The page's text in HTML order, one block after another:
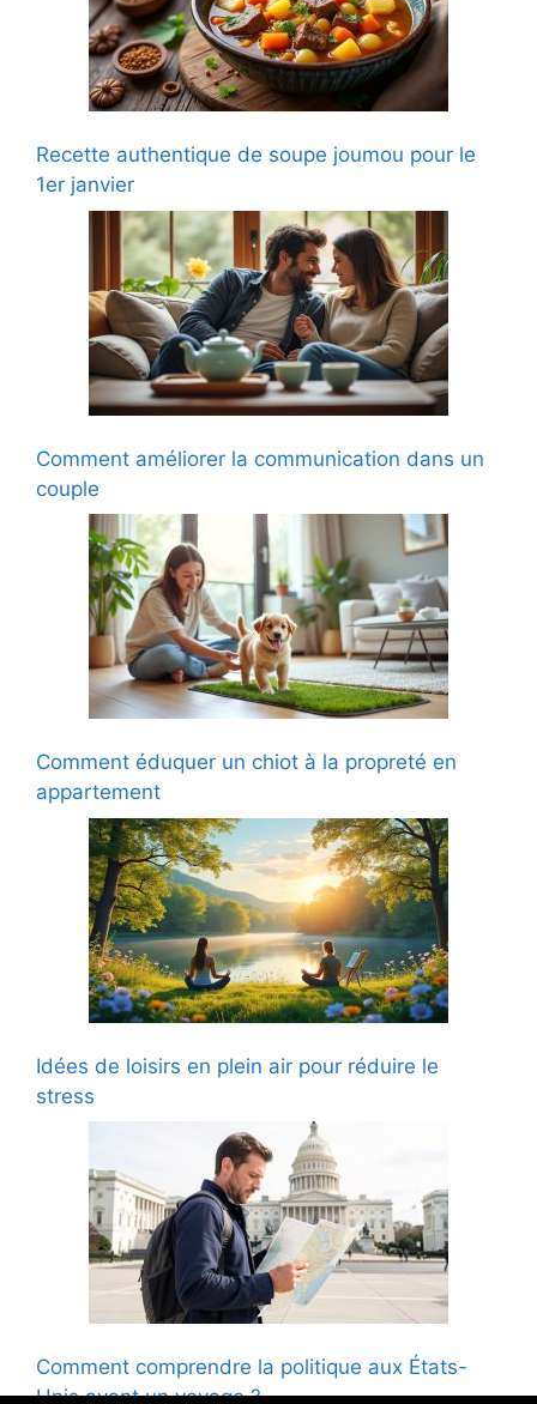
Recette authentique de soupe joumou pour le
1er janvier
Comment améliorer la communication dans un
couple
Comment éduquer un chiot à la propreté en
appartement
Idées de loisirs en plein air pour réduire le
stress
Comment comprendre la politique aux États-
Unis avant un voyage ?